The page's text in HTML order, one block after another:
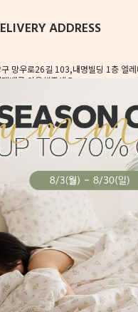
ADDRESS
망우로26길 103,내명빌딩 1층 엘레
배를 이용해주세요.
gu, Seoul, Korea
대문구 망우로 56 이앤제이빌딩 6층
디자인
은
2020-서울동대문-0224호
413-86-01738
자 이예은,enjdesign@naver.com
ELENAHEIM. ALL RIGHT
든 디자인과 내용은 무단 도용할 수 없